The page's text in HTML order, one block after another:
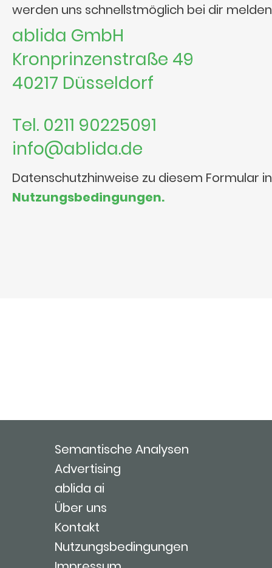
werden uns schnellstmöglich bei dir
ablida GmbH
Kronprinzenstraße 49
40217 Düsseldorf
Tel. 0211 90225091
info@ablida.de
Datenschutzhinweise zu diesem Formular
Nutzungsbedingungen.
Semantische Analysen
Advertising
ablida ai
Über uns
Kontakt
Nutzungsbedingungen